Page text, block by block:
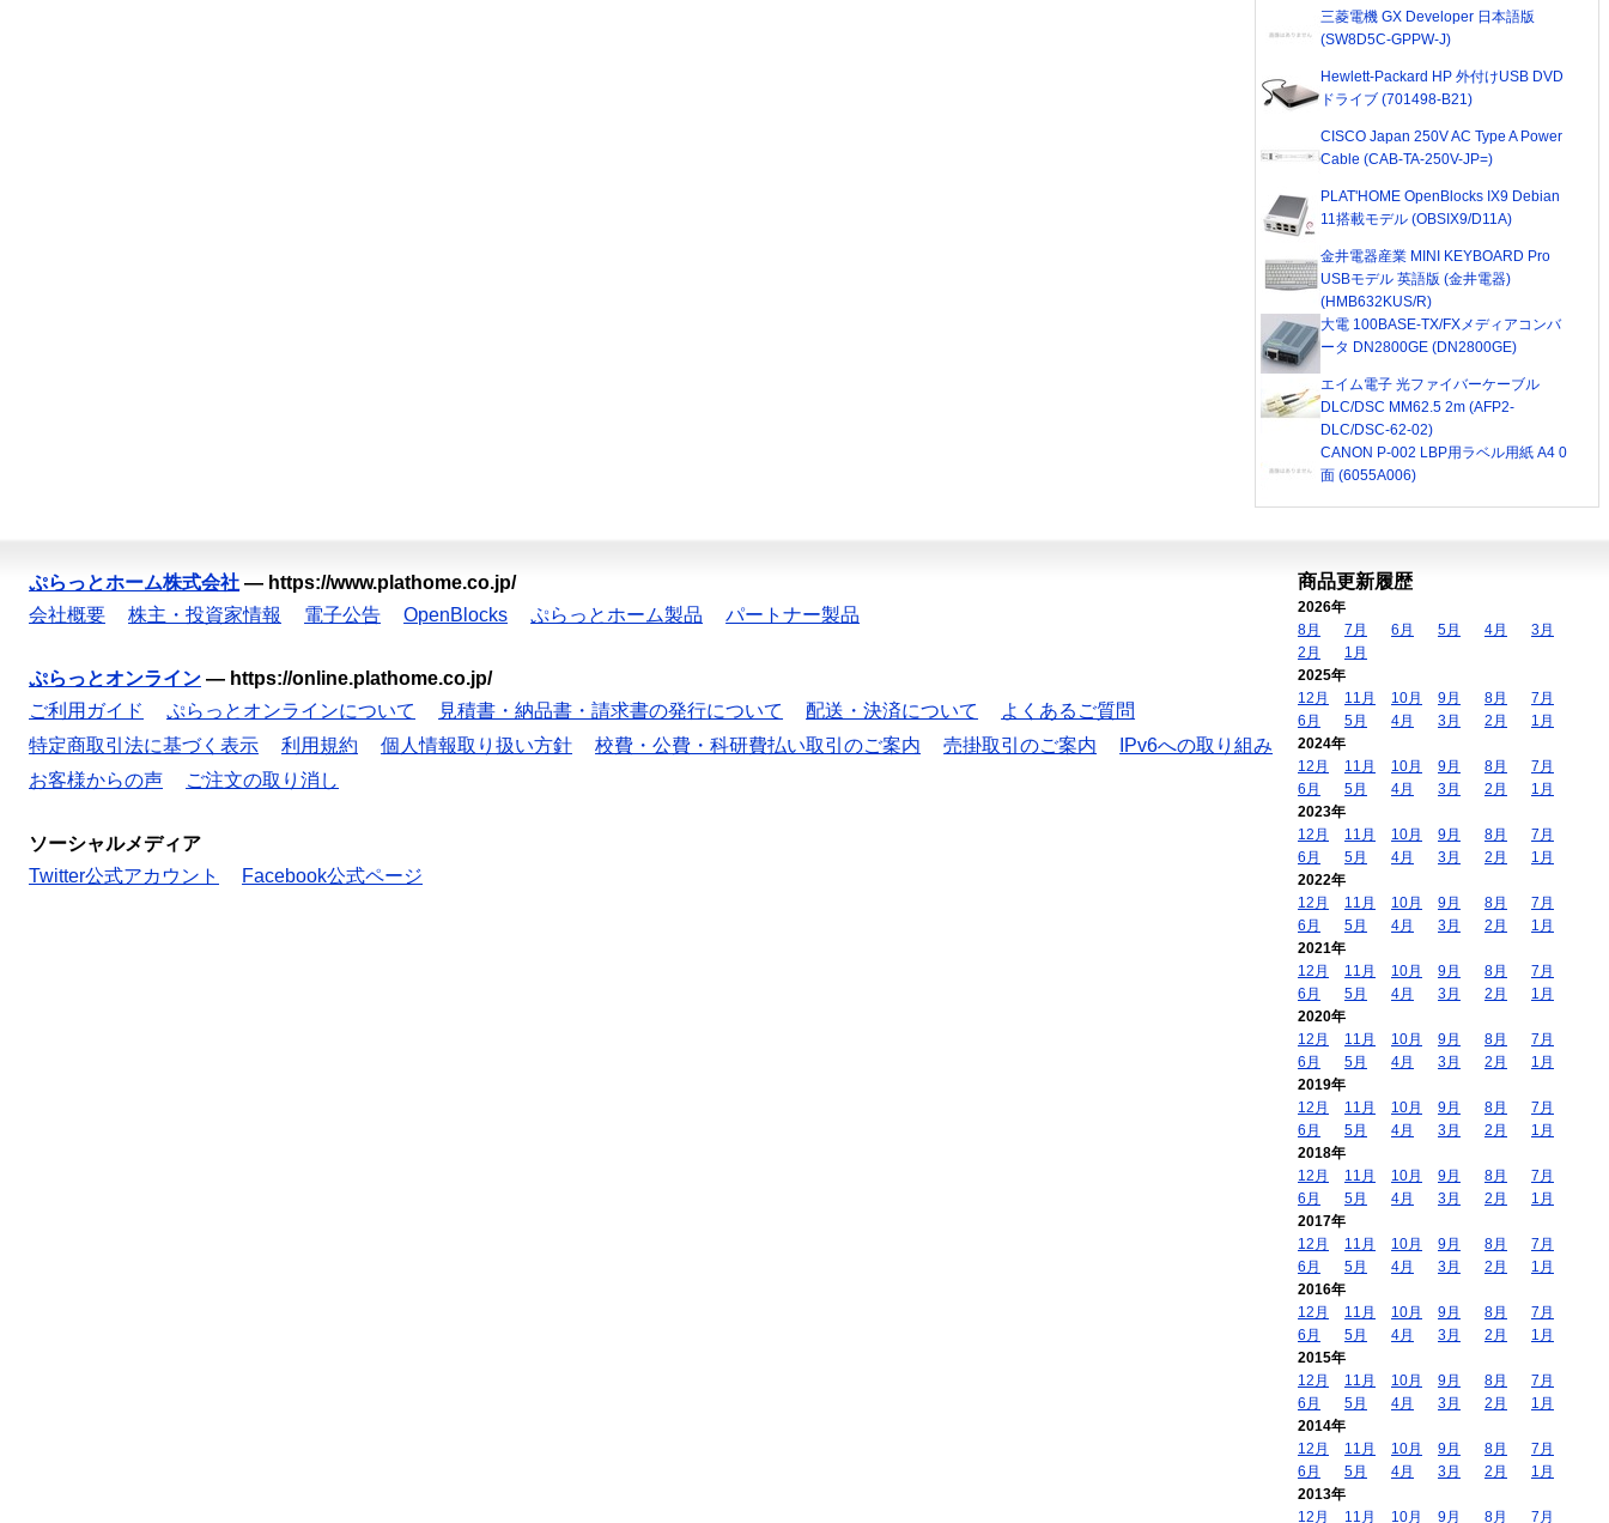
三菱電機 GX Developer 日本語版
(SW8D5C-GPPW-J)
Hewlett-Packard HP 外付けUSB DVD
ドライブ (701498-B21)
CISCO Japan 250V AC Type A Power
Cable (CAB-TA-250V-JP=)
PLAT'HOME OpenBlocks IX9 Debian
11搭載モデル (OBSIX9/D11A)
金井電器産業 MINI KEYBOARD Pro
USBモデル 英語版 (金井電器)
(HMB632KUS/R)
大電 100BASE-TX/FXメディアコンバ
ータ DN2800GE (DN2800GE)
エイム電子 光ファイバーケーブル
DLC/DSC MM62.5 2m (AFP2-
DLC/DSC-62-02)
CANON P-002 LBP用ラベル用紙 A4 0
面 (6055A006)
ぷらっとホーム株式会社 — https://www.plathome.co.jp/
会社概要
株主・投資家情報 電子公告 OpenBlocks ぷらっとホーム製品 パートナー製品
ぷらっとオンライン — https://online.plathome.co.jp/
ご利用ガイド
ぷらっとオンラインについて 見積書・納品書・請求書の発行について 配送・決済について
よくあるご質問
特定商取引法に基づく表示
利用規約 個人情報取り扱い方針 校費・公費・科研費払い取引のご案内 売掛取引のご案内
IPv6への取り組み
お客様からの声
ご注文の取り消し
ソーシャルメディア
Twitter公式アカウント
Facebook公式ページ
商品更新履歴
2026年
8月
7月 6月 5月 4月
3月
2月
1月
2025年
12月
11月 10月 9月 8月
7月
6月
5月 4月 3月 2月
1月
2024年
12月
11月 10月 9月 8月
7月
6月
5月 4月 3月 2月
1月
2023年
12月
11月 10月 9月 8月
7月
6月
5月 4月 3月 2月
1月
2022年
12月
11月 10月 9月 8月
7月
6月
5月 4月 3月 2月
1月
2021年
12月
11月 10月 9月 8月
7月
6月
5月 4月 3月 2月
1月
2020年
12月
11月 10月 9月 8月
7月
6月
5月 4月 3月 2月
1月
2019年
12月
11月 10月 9月 8月
7月
6月
5月 4月 3月 2月
1月
2018年
12月
11月 10月 9月 8月
7月
6月
5月 4月 3月 2月
1月
2017年
12月
11月 10月 9月 8月
7月
6月
5月 4月 3月 2月
1月
2016年
12月
11月 10月 9月 8月
7月
6月
5月 4月 3月 2月
1月
2015年
12月
11月 10月 9月 8月
7月
6月
5月 4月 3月 2月
1月
2014年
12月
11月 10月 9月 8月
7月
6月
5月 4月 3月 2月
1月
2013年
12月
11月 10月 9月 8月 7月